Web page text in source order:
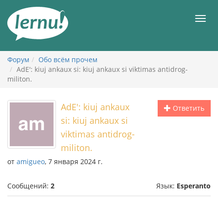
содержанию
Форум
Обо всём прочем
AdE': kiuj ankaux si: kiuj ankaux si viktimas antidrog-
militon.
Ответить
AdE': kiuj ankaux
si: kiuj ankaux si
viktimas antidrog-
militon.
от amigueo, 7 января 2024 г.
Сообщений: 2 Язык: Esperanto